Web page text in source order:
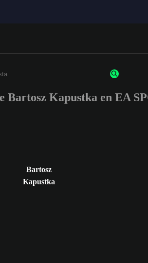
mínimo de 3 caracteres o números
Bartosz Kapustka en EA
Bartosz
Kapustka